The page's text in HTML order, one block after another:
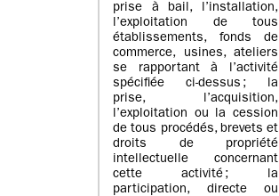
prise à bail, l’installation,
l’exploitation de tous
établissements, fonds de
commerce, usines, ateliers
se rapportant à l’activité
spécifiée ci-dessus ; la
prise, l’acquisition,
l’exploitation ou la cession
de tous procédés, brevets et
droits de propriété
intellectuelle concernant
cette activité ; la
participation, directe ou